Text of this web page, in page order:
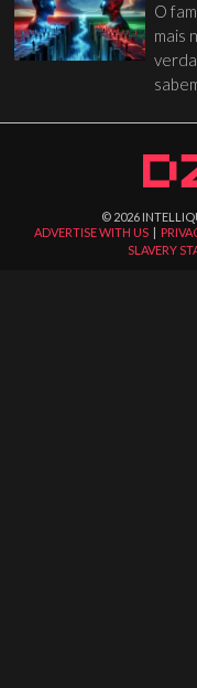
O
mais
© 2026
ADVERTISE WITH US |
SLAVERY